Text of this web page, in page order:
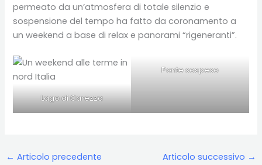
permeato da un’atmosfera di totale silenzio e
sospensione del tempo ha fatto da coronamento a
un weekend a base di relax e panorami “rigeneranti”.
Lago di Carezza
Ponte sospeso
← Articolo precedente Articolo successivo →